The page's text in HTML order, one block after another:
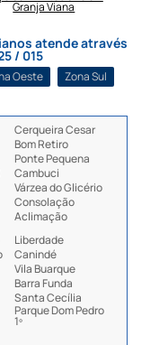
Granja Viana
atende através
/ 015
Oeste
Zona Sul
Cerqueira Cesar
Bom Retiro
Ponte Pequena
Cambuci
Várzea do Glicério
Consolação
Aclimação
Liberdade
Canindé
Vila Buarque
Barra Funda
Santa Cecília
Parque Dom Pedro
1º